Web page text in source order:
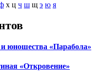
х ц ч ш щ э ю я
и юношества «Парабола»
«Откровение»